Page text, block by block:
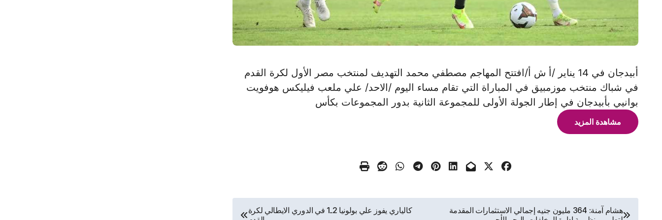
أبيدجان في 14 يناير /أ ش أ/افتتح المهاجم مصطفي محمد التهديف لمنتخب مصر الأول لكرة القدم
في شباك منتخب موزمبيق في المباراة التي تقام مساء اليوم /الاحد/ علي ملعب فيليكس هوفويت
بوانيي بأبيدجان في إطار الجولة الأولى للمجموعة الثانية بدور المجموعات بكأس
مشاهدة المزيد
تصفّح
هشام آمنة: 364 مليون جنيه إجمالي الاستثمارات المقدمة
كالياري يفوز علي بولونيا 2ـ1 في الدوري الايطالي لكرة